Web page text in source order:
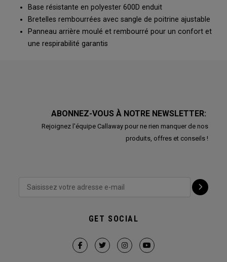
Base résistante en polyester 600D enduit
Bretelles rembourrées avec sangle de poitrine ajustable
Panneau arrière moulé et rembourré pour un confort et
une respirabilité garantis
ABONNEZ-VOUS À NOTRE NEWSLETTER:
Rejoignez l'équipe Callaway pour ne rien manquer de nos
produits, offres et conseils !
GET SOCIAL